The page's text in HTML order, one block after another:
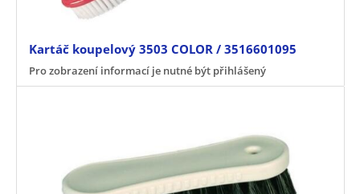
Kartáč koupelový 3503 COLOR / 3516601095
Pro zobrazení informací je nutné být přihlášený